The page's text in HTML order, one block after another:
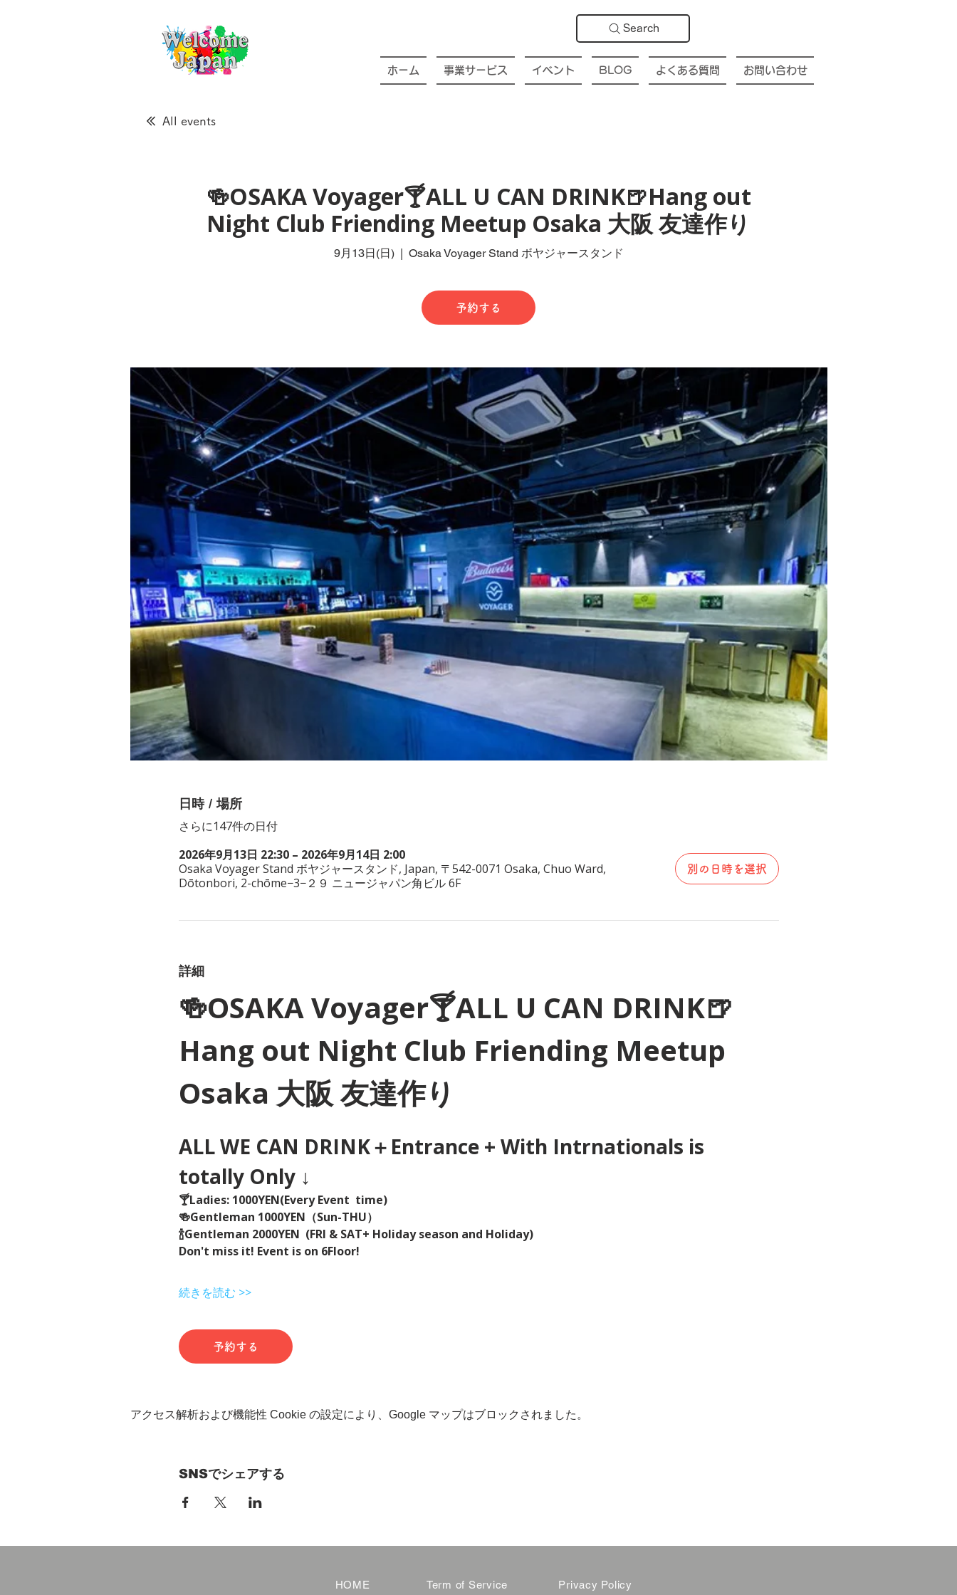
Search
ホーム 事業サービス イベント BLOG よくある質問 お問い合わせ
All events
🍻OSAKA Voyager🍸ALL U CAN DRINK🍺Hang out
Night Club Friending Meetup Osaka 大阪 友達作り
9月13日(日)
  |
Osaka Voyager Stand ボヤジャースタンド
予約する
日時 / 場所
さらに147件の日付
2026年9月13日 22:30 – 2026年9月14日 2:00
Osaka Voyager Stand ボヤジャースタンド, Japan, 〒542-0071 Osaka, Chuo Ward,
Dōtonbori, 2-chōme−3−２９ ニュージャパン角ビル 6F
別の日時を選択
詳細
🍻OSAKA Voyager🍸ALL U CAN DRINK🍺
Hang out Night Club Friending Meetup
Osaka 大阪 友達作り
ALL WE CAN DRINK＋Entrance + With Intrnationals is
totally Only ↓
🍸Ladies: 1000YEN(Every Event  time)
🍻Gentleman 1000YEN（Sun-THU）
🍾Gentleman 2000YEN  (FRI & SAT+ Holiday season and Holiday)
Don't miss it! Event is on 6Floor!
続きを読む >>
予約する
アクセス解析および機能性 Cookie の設定により、Google マップはブロックされました。
SNSでシェアする
HOME Term of Service Privacy Policy